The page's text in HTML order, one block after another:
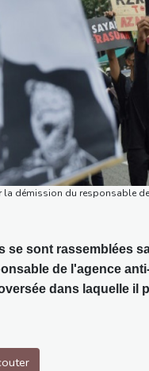
la démission du responsable
se sont rassemblées
de l'agence
dans laquelle il